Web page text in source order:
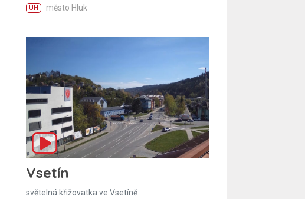
UH město Hluk
Vsetín
světelná křižovatka ve Vsetíně